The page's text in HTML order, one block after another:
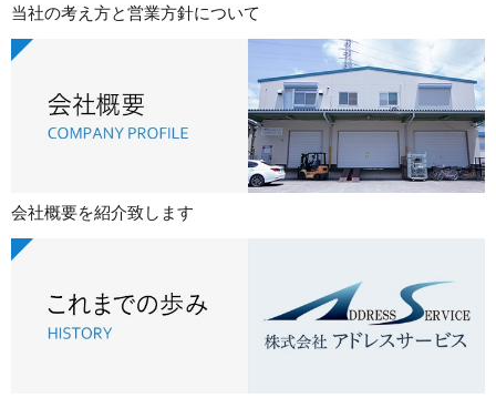
当社の考え方と営業方針について
会社概要を紹介致します